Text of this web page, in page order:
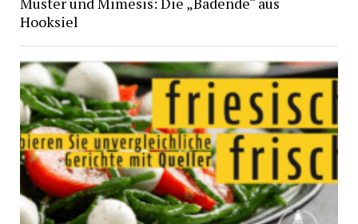
Hooksiel